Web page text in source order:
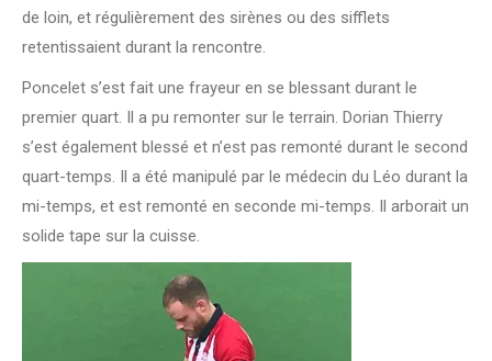
de loin, et régulièrement des sirènes ou des sifflets
retentissaient durant la rencontre.
Poncelet s’est fait une frayeur en se blessant durant le
premier quart. Il a pu remonter sur le terrain. Dorian Thierry
s’est également blessé et n’est pas remonté durant le second
quart-temps. Il a été manipulé par le médecin du Léo durant la
mi-temps, et est remonté en seconde mi-temps. Il arborait un
solide tape sur la cuisse.